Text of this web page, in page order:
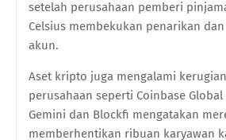
setelah perusahaan pemberi
Celsius membekukan penarikan
akun.
Aset kripto juga mengalami
perusahaan seperti Coinbase Global
Gemini dan Blockfi mengatakan
memberhentikan ribuan karyawan